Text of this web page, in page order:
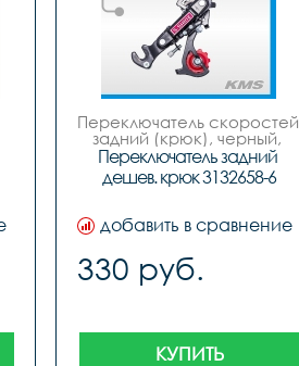
Переключатель скоростей
задний (крюк), черный,
завод SShine
Переключатель задний
дешев. крюк 3132658-6
добавить в сравнение
330 руб.
КУПИТЬ